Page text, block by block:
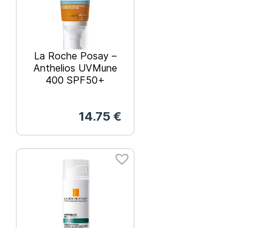
La Roche Posay –
Anthelios UVMune
400 SPF50+
50ml14.75 €